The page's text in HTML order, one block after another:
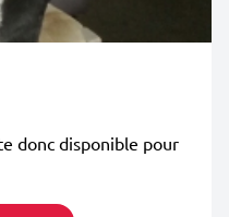
donc disponible pour